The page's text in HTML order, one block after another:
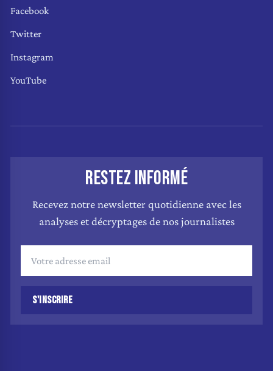
Facebook
Twitter
Instagram
YouTube
RESTEZ INFORMÉ
Recevez notre newsletter quotidienne avec les
analyses et décryptages de nos journalistes
S'INSCRIRE